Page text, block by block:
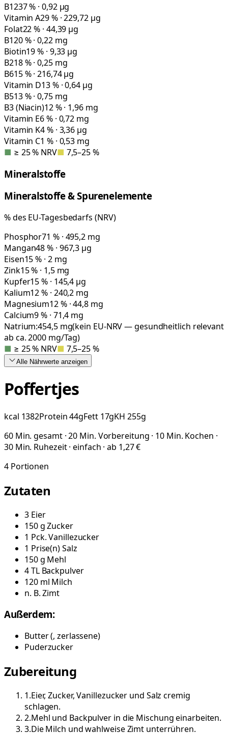
B1237 % · 0,92 µg
Vitamin A29 % · 229,72 µg
Folat22 % · 44,39 µg
B120 % · 0,22 mg
Biotin19 % · 9,33 µg
B218 % · 0,25 mg
B615 % · 216,74 µg
Vitamin D13 % · 0,64 µg
B513 % · 0,75 mg
B3 (Niacin)12 % · 1,96 mg
Vitamin E6 % · 0,72 mg
Vitamin K4 % · 3,36 µg
Vitamin C1 % · 0,53 mg
■ ≥ 25 % NRV■ 7,5–25 %
Mineralstoffe
Mineralstoffe & Spurenelemente
% des EU-Tagesbedarfs (NRV)
Phosphor71 % · 495,2 mg
Mangan48 % · 967,3 µg
Eisen15 % · 2 mg
Zink15 % · 1,5 mg
Kupfer15 % · 145,4 µg
Kalium12 % · 240,2 mg
Magnesium12 % · 44,8 mg
Calcium9 % · 71,4 mg
Natrium:454,5mg(kein EU-NRV — gesundheitlich relevant
ab ca. 2000 mg/Tag)
■ ≥ 25 % NRV■ 7,5–25 %
Alle Nährwerte anzeigen
Poffertjes
kcal 1382Protein44gFett 17gKH 255g
60 Min. gesamt · 20 Min. Vorbereitung · 10 Min. Kochen ·
30 Min. Ruhezeit · einfach · ab 1,27 €
4 Portionen
Zutaten
3 Eier
150gZucker
1 Pck.Vanillezucker
1 Prise(n)Salz
150g Mehl
4TL Backpulver
120 ml Milch
n. B.Zimt
Außerdem:
Butter(, zerlassene)
Puderzucker
Zubereitung
1.Eier, Zucker, Vanillezucker und Salz cremig
schlagen.
2.Mehl und Backpulver in die Mischung einarbeiten.
3.Die Milch und wahlweise Zimt unterrühren.